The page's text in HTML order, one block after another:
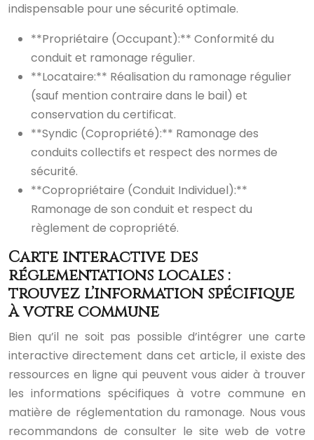
indispensable pour une sécurité optimale.
**Propriétaire (Occupant):** Conformité du
conduit et ramonage régulier.
**Locataire:** Réalisation du ramonage régulier
(sauf mention contraire dans le bail) et
conservation du certificat.
**Syndic (Copropriété):** Ramonage des
conduits collectifs et respect des normes de
sécurité.
**Copropriétaire (Conduit Individuel):**
Ramonage de son conduit et respect du
règlement de copropriété.
Carte interactive des
réglementations locales :
trouvez l’information spécifique
à votre commune
Bien qu’il ne soit pas possible d’intégrer une carte
interactive directement dans cet article, il existe des
ressources en ligne qui peuvent vous aider à trouver
les informations spécifiques à votre commune en
matière de réglementation du ramonage. Nous vous
recommandons de consulter le site web de votre